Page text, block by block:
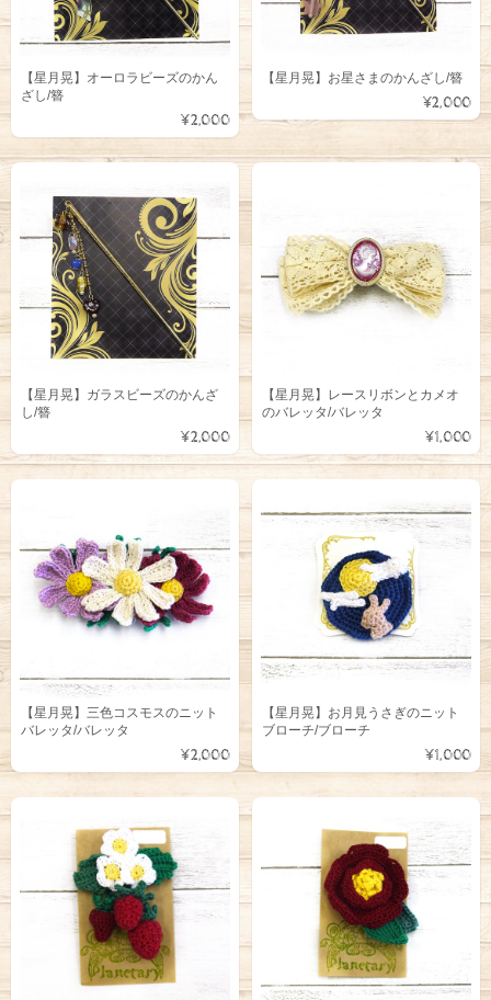
【星月晃】オーロラビーズのかん
ざし/簪
¥2,000
【星月晃】お星さまのかんざし/簪
¥2,000
【星月晃】ガラスビーズのかんざ
し/簪
¥2,000
【星月晃】レースリボンとカメオ
のバレッタ/バレッタ
¥1,000
【星月晃】三色コスモスのニット
バレッタ/バレッタ
¥2,000
【星月晃】お月見うさぎのニット
ブローチ/ブローチ
¥1,000